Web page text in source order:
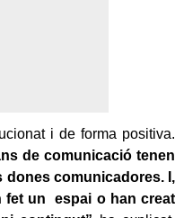
i de forma positiva.
de comunicació tenen
dones comunicadores. I,
fet un espai o han creat